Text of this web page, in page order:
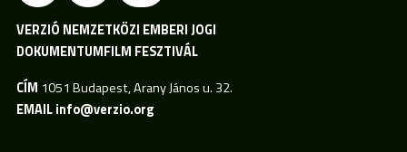
VERZIÓ NEMZETKÖZI EMBERI JOGI
DOKUMENTUMFILM FESZTIVÁL
CÍM 1051 Budapest, Arany János u. 32.
EMAILinfo@verzio.org